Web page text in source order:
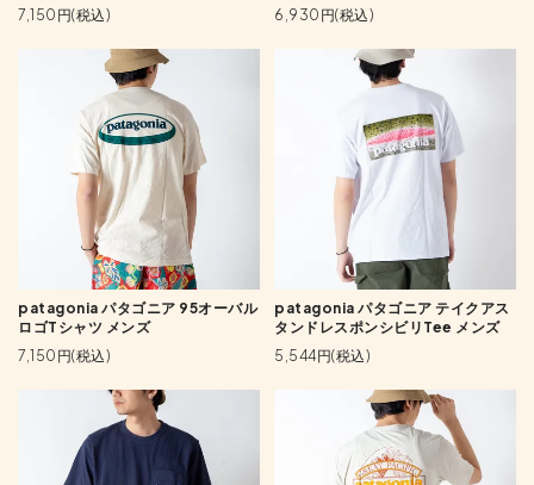
7,150円(税込)
6,930円(税込)
patagonia パタゴニア 95オーバル
ロゴTシャツ メンズ
7,150円(税込)
patagonia パタゴニア テイクアス
タンドレスポンシビリTee メンズ
5,544円(税込)